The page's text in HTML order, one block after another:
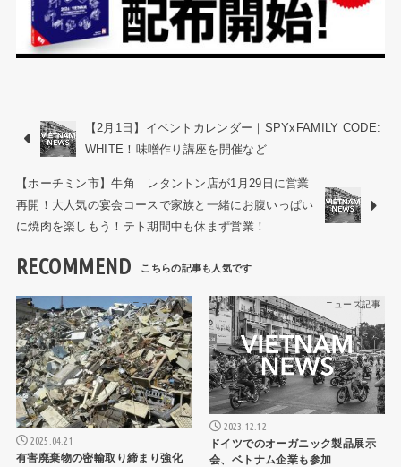
【2月1日】イベントカレンダー｜SPYxFAMILY CODE:
WHITE！味噌作り講座を開催など
【ホーチミン市】牛角｜レタントン店が1月29日に営業
再開！大人気の宴会コースで家族と一緒にお腹いっぱい
に焼肉を楽しもう！テト期間中も休まず営業！
RECOMMEND
ニュース記事
2025.04.21
有害廃棄物の密輸取り締まり強化
ニュース記事
2023.12.12
ドイツでのオーガニック製品展示
会、ベトナム企業も参加